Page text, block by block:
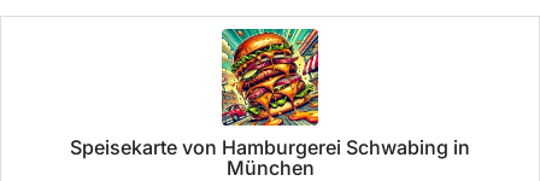
Speisekarte von Hamburgerei Schwabing in
München